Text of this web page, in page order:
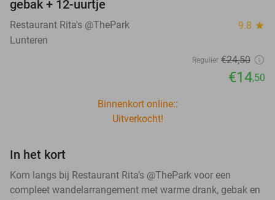
gebak + 12-uurtje
Restaurant Rita's @ThePark 9.8 star
Lunteren
Regulier €24,50
€14,50
Binnenkort online::
Uitverkocht!
In het kort
Kom langs bij Restaurant Rita’s @ThePark voor een
compleet wandelarrangement met warme drank, gebak en